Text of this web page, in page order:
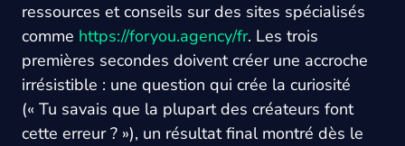
ressources et conseils sur des sites spécialisés
comme https://foryou.agency/fr. Les trois
premières secondes doivent créer une accroche
irrésistible : une question qui crée la curiosité
(« Tu savais que la plupart des créateurs font
cette erreur ? »), un résultat final montré dès le